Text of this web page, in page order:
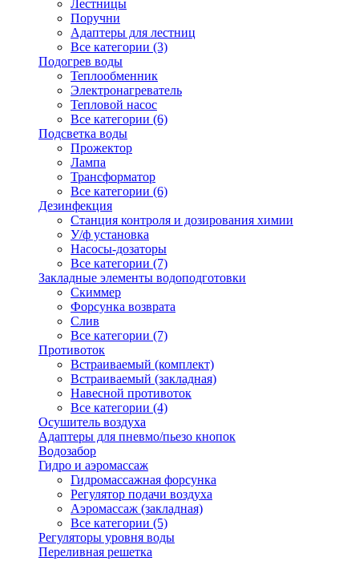
Лестницы
Поручни
Адаптеры для лестниц
Все категории (3)
Подогрев воды
Теплообменник
Электронагреватель
Тепловой насос
Все категории (6)
Подсветка воды
Прожектор
Лампа
Трансформатор
Все категории (6)
Дезинфекция
Станция контроля и дозирования химии
У/ф установка
Насосы-дозаторы
Все категории (7)
Закладные элементы водоподготовки
Скиммер
Форсунка возврата
Слив
Все категории (7)
Противоток
Встраиваемый (комплект)
Встраиваемый (закладная)
Навесной противоток
Все категории (4)
Осушитель воздуха
Адаптеры для пневмо/пьезо кнопок
Водозабор
Гидро и аэромассаж
Гидромассажная форсунка
Регулятор подачи воздуха
Аэромассаж (закладная)
Все категории (5)
Регуляторы уровня воды
Переливная решетка